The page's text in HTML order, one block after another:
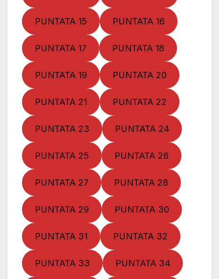
PUNTATA 15 PUNTATA 16
PUNTATA 17 PUNTATA 18
PUNTATA 19 PUNTATA 20
PUNTATA 21 PUNTATA 22
PUNTATA 23 PUNTATA 24
PUNTATA 25 PUNTATA 26
PUNTATA 27 PUNTATA 28
PUNTATA 29 PUNTATA 30
PUNTATA 31 PUNTATA 32
PUNTATA 33 PUNTATA 34